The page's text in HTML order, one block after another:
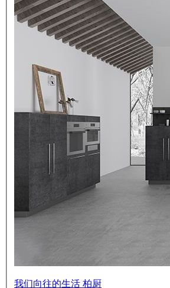
我们向往的生活 柏厨